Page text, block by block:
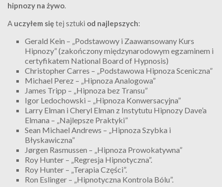
hipnozy na żywo.
A uczyłem siętej sztuki od najlepszych:
Gerald Kein – „Podstawowy i Zaawansowany Kurs
Hipnozy” (zakończony międzynarodowym egzaminem i
certyfikatem National Board of Hypnosis)
Christopher Carres – „Podstawowa Hipnoza Sceniczna”
Michael Perez – „Hipnoza Analogowa”
James Tripp – „Hipnoza bez Transu”
Igor Ledochowski – „Hipnoza Konwersacyjna”
Larry Elman i Cheryl Elman z Instytutu Hipnozy Dave’a
Elmana – „Najlepsze Praktyki”
Sean Michael Andrews – „Hipnoza Szybka i
Błyskawiczna”
Jørgen Rasmussen – „Hipnoza Prowokatywna”
Roy Hunter – „Regresja Hipnotyczna”.
Roy Hunter – „Terapia Części”.
Ron Eslinger – „Hipnotyczna Kontrola Bólu”.